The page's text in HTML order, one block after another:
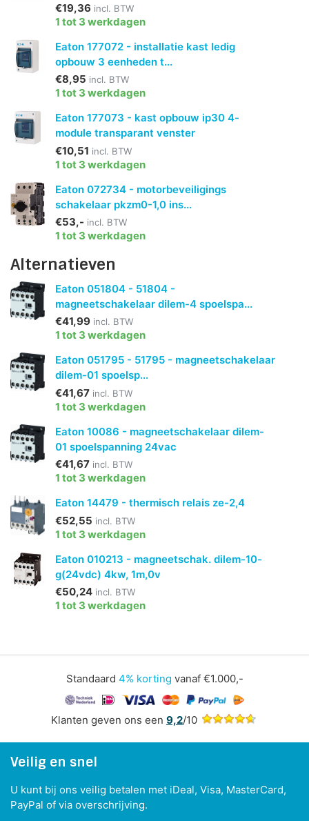
€19,36 incl. BTW
1 tot 3 werkdagen
Eaton 177072 - installatie kast ledig
opbouw 3 eenheden t...
€8,95 incl. BTW
1 tot 3 werkdagen
Eaton 177073 - kast opbouw ip30 4-
module transparant venster
€10,51 incl. BTW
1 tot 3 werkdagen
Eaton 072734 - motorbeveiligings
schakelaar pkzm0-1,0 ins...
€53,- incl. BTW
1 tot 3 werkdagen
Alternatieven
Eaton 051804 - 51804 -
magneetschakelaar dilem-4 spoelspa...
€41,99 incl. BTW
1 tot 3 werkdagen
Eaton 051795 - 51795 - magneetschakelaar
dilem-01 spoelsp...
€41,67 incl. BTW
1 tot 3 werkdagen
Eaton 10086 - magneetschakelaar dilem-
01 spoelspanning 24vac
€41,67 incl. BTW
1 tot 3 werkdagen
Eaton 14479 - thermisch relais ze-2,4
€52,55 incl. BTW
1 tot 3 werkdagen
Eaton 010213 - magneetschak. dilem-10-
g(24vdc) 4kw, 1m,0v
€50,24 incl. BTW
1 tot 3 werkdagen
Standaard 4% korting vanaf €1.000,-
Klanten geven ons een 9,2/10
Veilig en snel
U kunt bij ons veilig betalen met iDeal, Visa, MasterCard,
PayPal of via overschrijving.